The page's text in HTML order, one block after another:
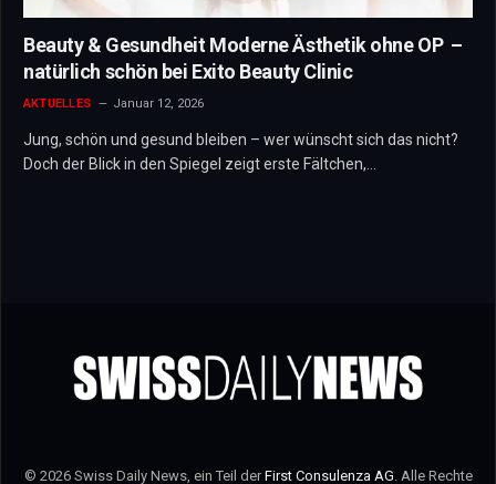
Beauty & Gesundheit Moderne Ästhetik ohne OP –
natürlich schön bei Exito Beauty Clinic
AKTUELLES Januar 12, 2026
Jung, schön und gesund bleiben – wer wünscht sich das nicht?
Doch der Blick in den Spiegel zeigt erste Fältchen,…
© 2026 Swiss Daily News, ein Teil derFirst Consulenza AG . Alle Rechte